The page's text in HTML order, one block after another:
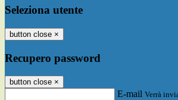
Seleziona utente
button close ×
Recupero password
button close ×
E-mail Verrà